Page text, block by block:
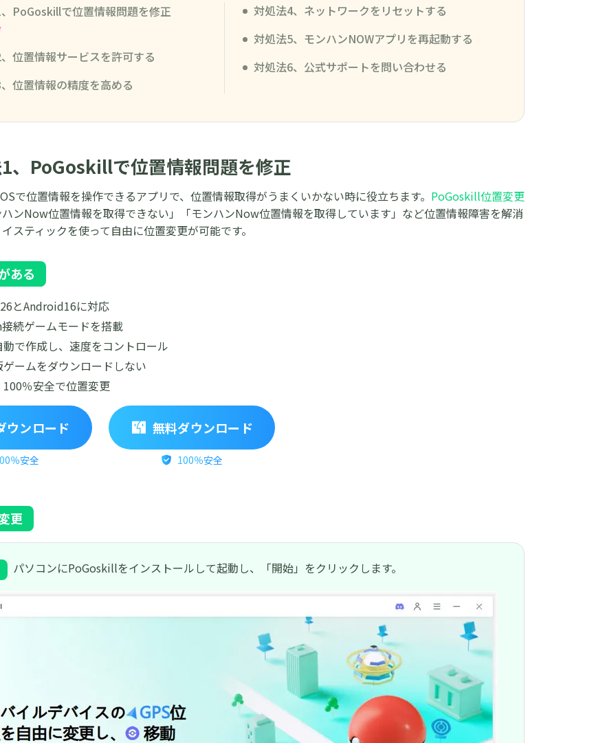
PoGoskillで位置情報問題を修正
位置情報サービスを許可する
位置情報の精度を高める
対処法4、ネットワークをリセットする
対処法5、モンハンNOWアプリを再起動する
対処法6、公式サポートを問い合わせる
、PoGoskillで位置情報問題を修正
で位置情報を操作できるアプリで、位置情報取得がうまくいかない時に役立ちます。 PoGoskill位置変更
ンNow位置情報を取得できない」「モンハンNow位置情報を取得しています」など位置情報障害を解消
スティックを使って自由に位置変更が可能です。
ある
とAndroid16に対応
続ゲームモードを搭載
で作成し、速度をコントロール
ームをダウンロードしない
％安全で位置変更
ウンロード
％安全
無料ダウンロード
100％安全
更
パソコンにPoGoskillをインストールして起動し、「開始」をクリックします。